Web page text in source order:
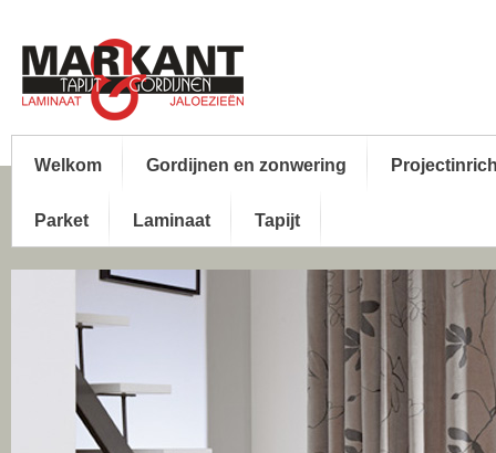
Welkom Gordijnen en zonwering
Parket Laminaat Tapijt